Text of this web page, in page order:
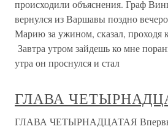
происходили объяснения. Граф
вернулся из Варшавы поздно
Марию за ужином, сказал, проходя
Завтра утром зайдешь ко мне
утра он проснулся и стал
ГЛАВА
ГЛАВА ЧЕТЫРНАДЦАТАЯ